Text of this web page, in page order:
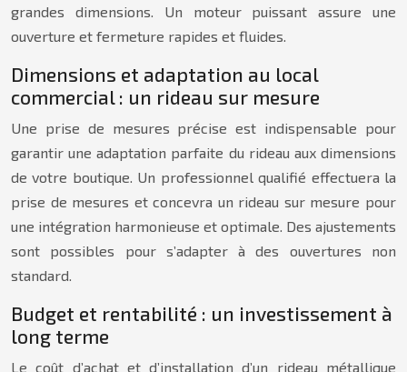
grandes dimensions. Un moteur puissant assure une
ouverture et fermeture rapides et fluides.
Dimensions et adaptation au local
commercial : un rideau sur mesure
Une prise de mesures précise est indispensable pour
garantir une adaptation parfaite du rideau aux dimensions
de votre boutique. Un professionnel qualifié effectuera la
prise de mesures et concevra un rideau sur mesure pour
une intégration harmonieuse et optimale. Des ajustements
sont possibles pour s’adapter à des ouvertures non
standard.
Budget et rentabilité : un investissement à
long terme
Le coût d’achat et d’installation d’un rideau métallique